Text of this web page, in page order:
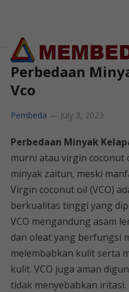
Perbedaan
Vco
Pembeda — July 3, 2023
Perbedaan Minyak
murni atau virgin
minyak zaitun, meski
Virgin coconut oil (VCO)
berkualitas tinggi yang
VCO mengandung asam
dan oleat yang berfungsi
melembabkan kulit serta
kulit. VCO juga aman
tidak menyebabkan